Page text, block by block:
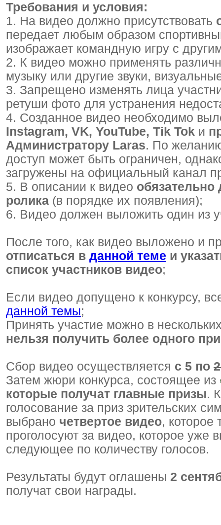
Требования и условия:
1. На видео должно присутствовать
передает любым образом
изображает командную игру с
2. К видео можно применять
музыку или другие звуки,
3. Запрещено изменять лица
ретуши фото для устранения
4. Созданное видео необходимо
Instagram, VK, YouTube, Tik Tok и
Администратору Laras. По
доступ может быть ограничен,
загружены на официальный канал
5. В описании к видео
ролика (в порядке их появления);
6. Видео должен выложить один из
После того, как видео выложено и
отписаться в данной теме и
список участников видео;
Если видео допущено к конкурсу,
данной темы;
Принять участие можно в
нельзя получить более одного
Сбор видео осуществляется с 5 по
Затем жюри конкурса, состоящее из
которые получат главные призы.
голосование за приз зрительских
выбрано четвертое видео, которое
проголосуют за видео, которое уже
следующее по количеству голосов.
Результаты будут оглашены 2
получат свои награды.